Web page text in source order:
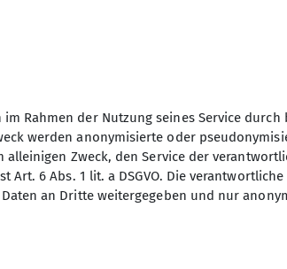
dreimal zu sehen ist: der
sind auch unsere
und Christoph Walker, die die
auch kulturelle Veranstaltungen
Rahmen der Nutzung seines Service durch
werden anonymisierte oder
Zweck, den Service der
6 Abs. 1 lit. a DSGVO. Die
an Dritte weitergegeben und nur